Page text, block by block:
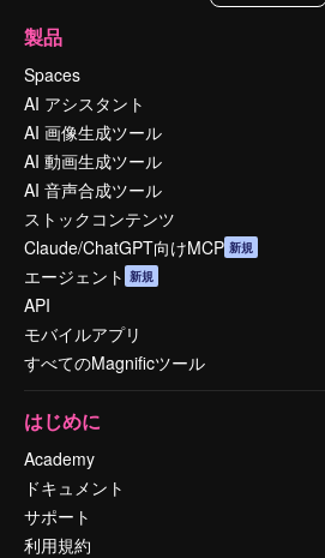
製品
Spaces
AI アシスタント
AI 画像生成ツール
AI 動画生成ツール
AI 音声合成ツール
ストックコンテンツ
Claude/ChatGPT向けMCP 新規
エージェント 新規
API
モバイルアプリ
すべてのMagnificツール
はじめに
Academy
ドキュメント
サポート
利用規約